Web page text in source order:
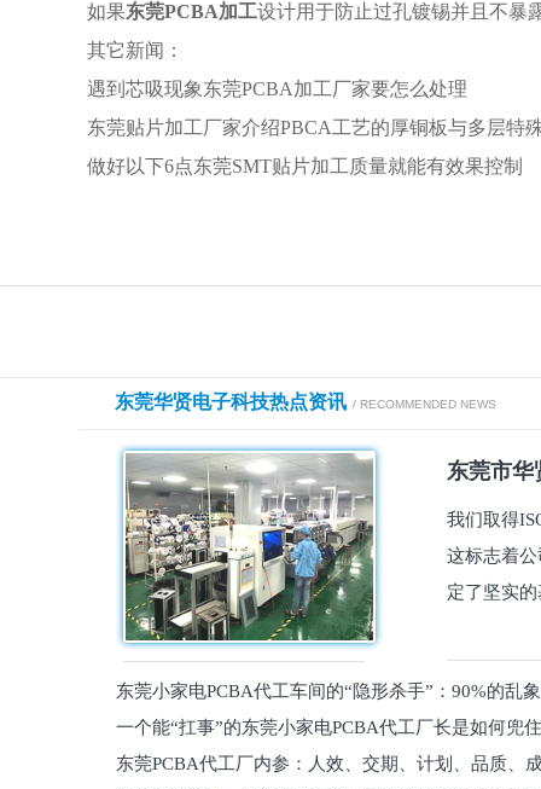
如果东莞PCBA加工设计用于防止过孔镀锡并且不暴
其它新闻：
遇到芯吸现象东莞PCBA加工厂家要怎么处理
东莞贴片加工厂家介绍PBCA工艺的厚铜板与多层特
做好以下6点东莞SMT贴片加工质量就能有效果控制
东莞华贤电子科技热点资讯 / RECOMMENDED NEWS
东莞市华
我们取得
这标志着
定了坚实
东莞小家电PCBA代工车间的“隐形杀手”：90%的乱
员工一个能“扛事”的东莞小家电PCBA代工厂长是如何兜
东莞PCBA代工厂内参：人效、交期、计划、品质